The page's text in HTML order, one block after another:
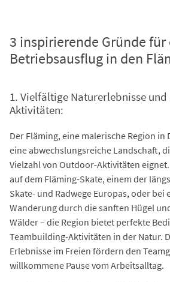
3 inspirierende Gründe für
Betriebsausflug in den
1. Vielfältige Naturerlebnisse
Aktivitäten:
Der Fläming, eine malerische Region
eine abwechslungsreiche Landschaft,
Vielzahl von Outdoor-Aktivitäten
auf dem Fläming-Skate, einem der
Skate- und Radwege Europas, oder
Wanderung durch die sanften Hügel
Wälder – die Region bietet perfekte
Teambuilding-Aktivitäten in der Natur.
Erlebnisse im Freien fördern den
willkommene Pause vom Arbeitsalltag.